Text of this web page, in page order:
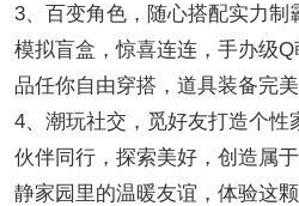
3、百变角色，随心搭配实力制
模拟盲盒，惊喜连连，手办级
品任你自由穿搭，道具装备完
4、潮玩社交，觅好友打造个性
伙伴同行，探索美好，创造属
静家园里的温暖友谊，体验这